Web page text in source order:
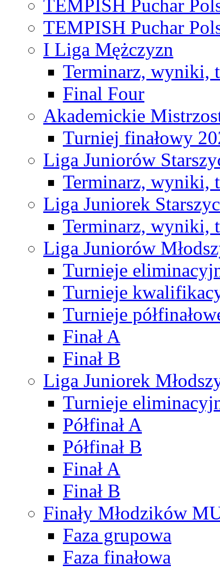
TEMPISH Puchar
TEMPISH Puchar
I Liga Mężczyzn
Terminarz, wyniki,
Final Four
Akademickie
Turniej finałowy
Liga Juniorów
Terminarz, wyniki,
Liga Juniorek
Terminarz, wyniki,
Liga Juniorów
Turnieje
Turnieje
Turnieje
Finał A
Finał B
Liga Juniorek
Turnieje
Półfinał A
Półfinał B
Finał A
Finał B
Finały Młodzików
Faza grupowa
Faza finałowa